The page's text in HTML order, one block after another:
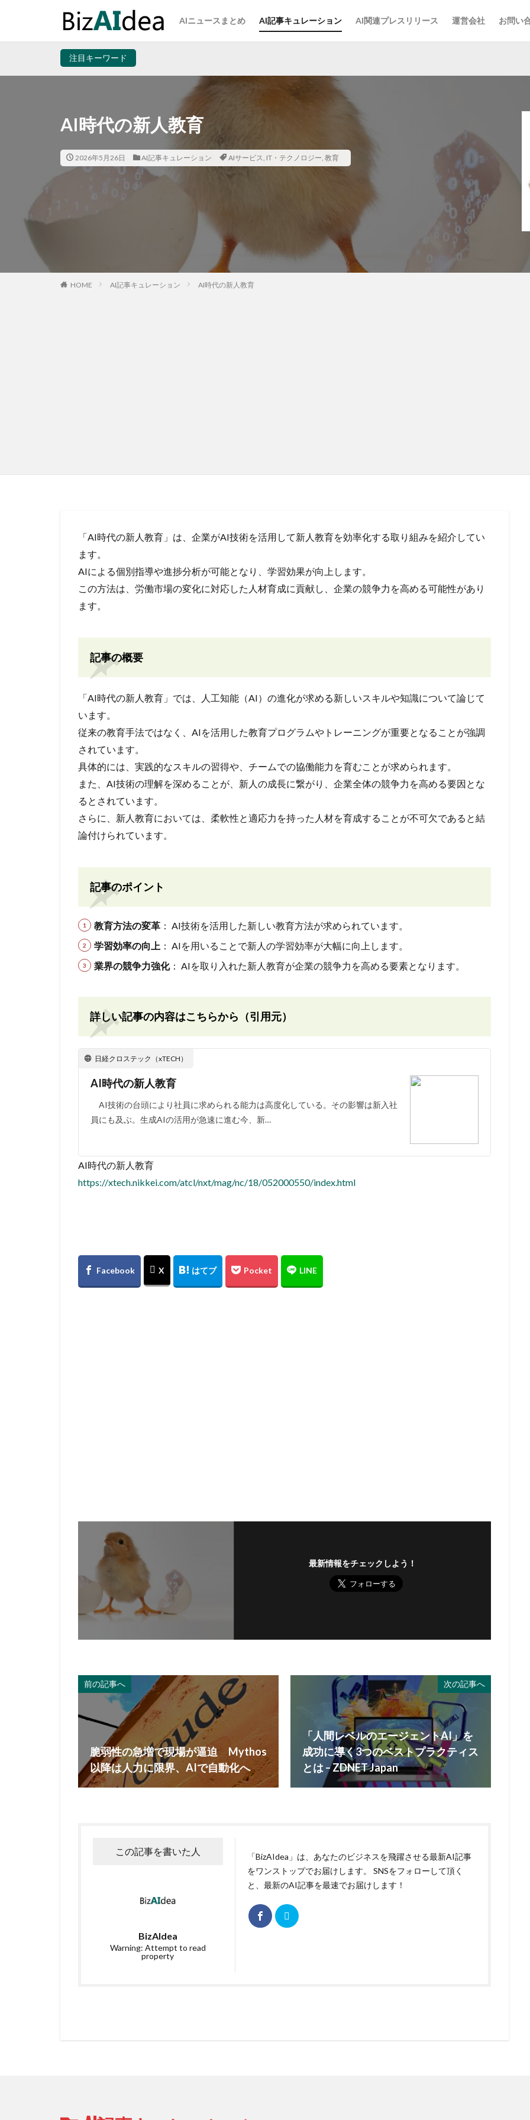
AIニュースまとめ AI記事キュレーション AI関連プレスリリース 運営会社 お問い
注目キーワード
AI時代の新人教育
2026年5月26日 AI記事キュレーション AIサービス, IT・テクノロジー, 教育
HOME AI記事キュレーション AI時代の新人教育
「AI時代の新人教育」は、企業がAI技術を活用して新人教育を効率化する取り組みを紹介してい
ます。
AIによる個別指導や進捗分析が可能となり、学習効果が向上します。
この方法は、労働市場の変化に対応した人材育成に貢献し、企業の競争力を高める可能性があり
ます。
記事の概要
「AI時代の新人教育」では、人工知能（AI）の進化が求める新しいスキルや知識について論じて
います。
従来の教育手法ではなく、AIを活用した教育プログラムやトレーニングが重要となることが強調
されています。
具体的には、実践的なスキルの習得や、チームでの協働能力を育むことが求められます。
また、AI技術の理解を深めることが、新人の成長に繋がり、企業全体の競争力を高める要因とな
るとされています。
さらに、新人教育においては、柔軟性と適応力を持った人材を育成することが不可欠であると結
論付けられています。
記事のポイント
教育方法の変革 ： AI技術を活用した新しい教育方法が求められています。
学習効率の向上 ： AIを用いることで新人の学習効率が大幅に向上します。
業界の競争力強化： AIを取り入れた新人教育が企業の競争力を高める要素となります。
詳しい記事の内容はこちらから（引用元）
日経クロステック（xTECH）
AI時代の新人教育
AI技術の台頭により社員に求められる能力は高度化している。その影響は新入社
員にも及ぶ。生成AIの活用が急速に進む今、新…
AI時代の新人教育
https://xtech.nikkei.com/atcl/nxt/mag/nc/18/052000550/index.html
最新情報をチェックしよう！
前の記事へ
脆弱性の急増で現場が逼迫 Mythos
以降は人力に限界、AIで自動化へ
次の記事へ
「人間レベルのエージェントAI」を
成功に導く3つのベストプラクティス
とは – ZDNET Japan
この記事を書いた人
BizAIdea
Warning: Attempt to read
property
「BizAIdea」は、あなたのビジネスを飛躍させる最新AI記事
をワンストップでお届けします。 SNSをフォローして頂く
と、最新のAI記事を最速でお届けします！